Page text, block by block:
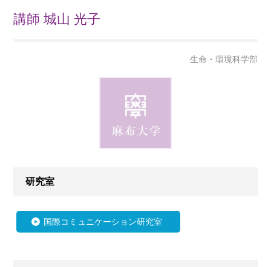
講師 城山 光子
生命・環境科学部
研究室
国際コミュニケーション研究室